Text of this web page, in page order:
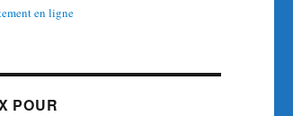
en ligne
POUR